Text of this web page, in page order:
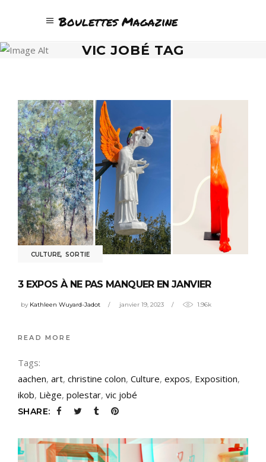
Boulettes Magazine
VIC JOBÉ TAG
CULTURE, SORTIE
3 EXPOS À NE PAS MANQUER EN JANVIER
by Kathleen Wuyard-Jadot janvier 19, 2023 1.96k
READ MORE
Tags:
aachen, art, christine colon, Culture, expos, Exposition,
ikob, Liège, polestar, vic jobé
SHARE: